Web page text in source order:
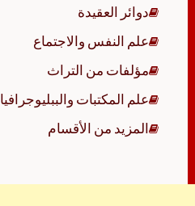
دوائر العقيدة
علم النفس والاجتماع
مؤلفات من التراث
علم المكتبات والببليوجرافيا
المزيد من الأقسام